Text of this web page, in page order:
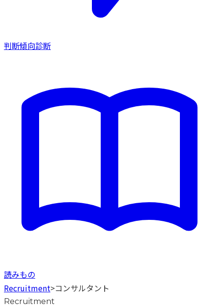
判断傾向診断
読みもの
Recruitment>コンサルタント
Recruitment